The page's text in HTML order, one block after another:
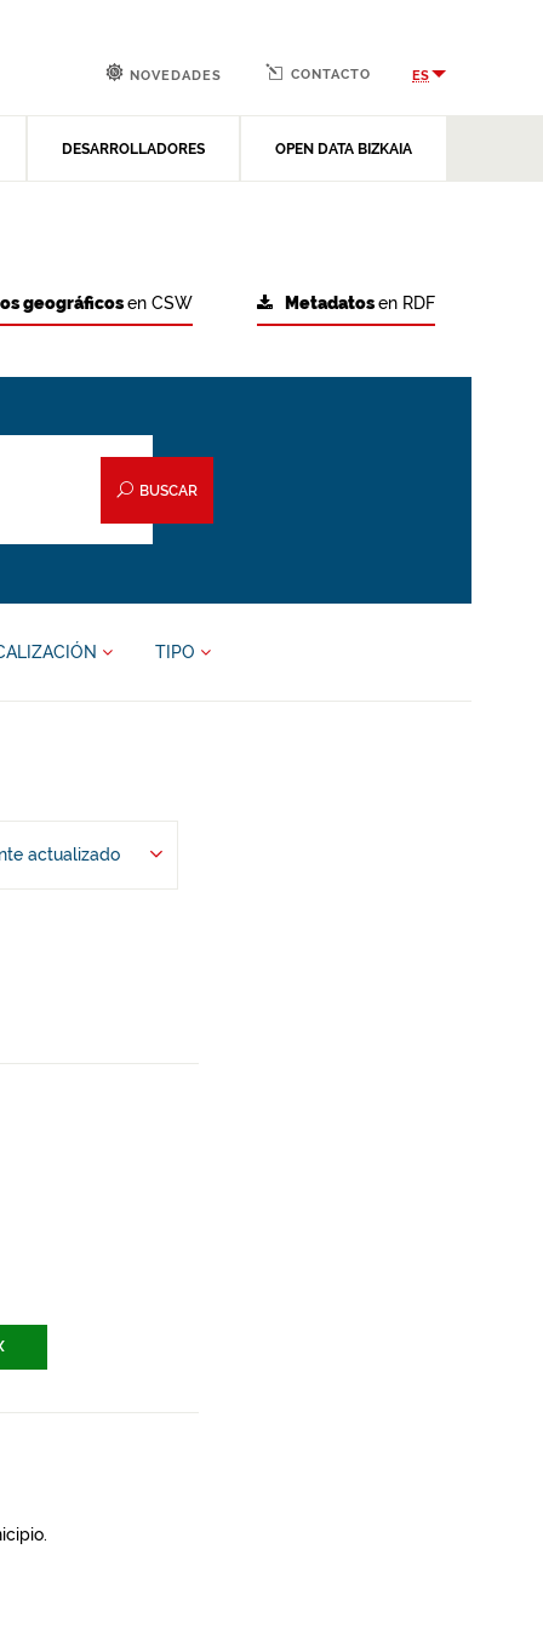
DESARROLLADORES OPEN DATA BIZKAIA
NOVEDADES CONTACTO ES
Metadatosen RDF
geográficosen CSW
BUSCAR
TIPO
actualizado